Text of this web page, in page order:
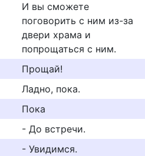
И вы сможете
поговорить с ним из-за
двери храма и
попрощаться с ним.
Прощай!
Ладно, пока.
Пока
- До встречи.
- Увидимся.